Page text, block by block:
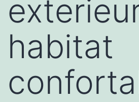
habitat